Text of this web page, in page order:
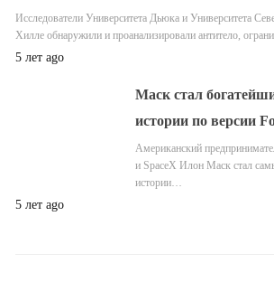
Исследователи Университета Дьюка и Университета
Хилле обнаружили и проанализировали антитело,
5 лет ago
Маск стал
истории по версии
Американский
и SpaceX Илон Маск стал
истории…
5 лет ago